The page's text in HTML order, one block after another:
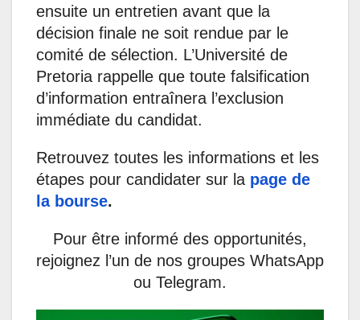
ensuite un entretien avant que la
décision finale ne soit rendue par le
comité de sélection. L’Université de
Pretoria rappelle que toute falsification
d’information entraînera l’exclusion
immédiate du candidat.
Retrouvez toutes les informations et les
étapes pour candidater sur la page de
la bourse.
Pour être informé des opportunités,
rejoignez l’un de nos groupes WhatsApp
ou Telegram.